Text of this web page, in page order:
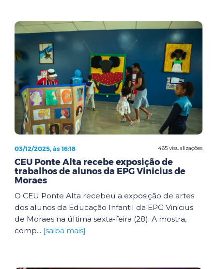
465 visualizações
03/12/2025, às 16:18
CEU Ponte Alta recebe exposição de
trabalhos de alunos da EPG Vinicius de
Moraes
O CEU Ponte Alta recebeu a exposição de artes
dos alunos da Educação Infantil da EPG Vinicius
de Moraes na última sexta-feira (28). A mostra,
comp... [saiba mais]